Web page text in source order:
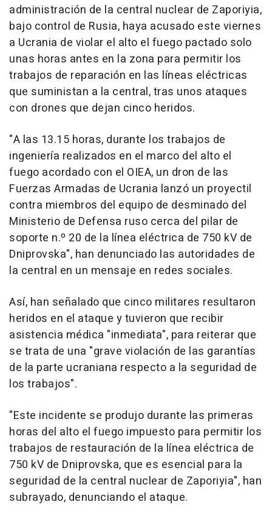
administración de la central nuclear de Zaporiyia,
bajo control de Rusia, haya acusado este viernes
a Ucrania de violar el alto el fuego pactado solo
unas horas antes en la zona para permitir los
trabajos de reparación en las líneas eléctricas
que suministan a la central, tras unos ataques
con drones que dejan cinco heridos.
"A las 13.15 horas, durante los trabajos de
ingeniería realizados en el marco del alto el
fuego acordado con el OIEA, un dron de las
Fuerzas Armadas de Ucrania lanzó un proyectil
contra miembros del equipo de desminado del
Ministerio de Defensa ruso cerca del pilar de
soporte n.º 20 de la línea eléctrica de 750 kV de
Dniprovska", han denunciado las autoridades de
la central en un mensaje en redes sociales.
Así, han señalado que cinco militares resultaron
heridos en el ataque y tuvieron que recibir
asistencia médica "inmediata", para reiterar que
se trata de una "grave violación de las garantías
de la parte ucraniana respecto a la seguridad de
los trabajos".
"Este incidente se produjo durante las primeras
horas del alto el fuego impuesto para permitir los
trabajos de restauración de la línea eléctrica de
750 kV de Dniprovska, que es esencial para la
seguridad de la central nuclear de Zaporiyia", han
subrayado, denunciando el ataque.